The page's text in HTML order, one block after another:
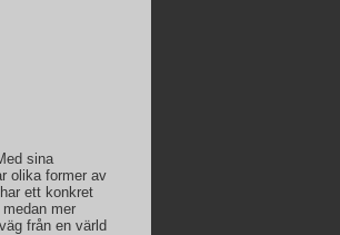
sina
olika former av
ett konkret
mer
från en värld